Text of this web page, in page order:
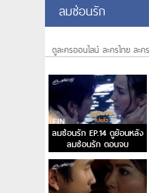
ลมซ่อนรัก
ดูละครออนไลน์ ละครไทย ละ
ลมซ่อนรัก EP.14 ดูย้อนหลัง
ลมซ่อนรัก ตอนจบ